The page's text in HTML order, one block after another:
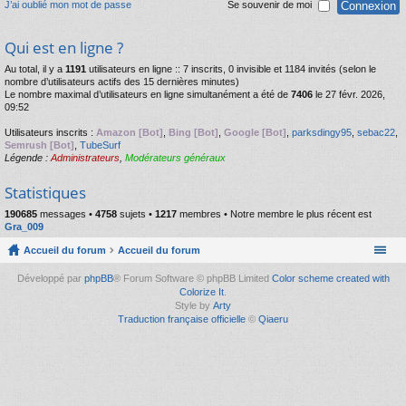
J’ai oublié mon mot de passe Se souvenir de moi
Qui est en ligne ?
Au total, il y a 1191 utilisateurs en ligne :: 7 inscrits, 0 invisible et 1184 invités (selon le
nombre d’utilisateurs actifs des 15 dernières minutes)
Le nombre maximal d’utilisateurs en ligne simultanément a été de 7406 le 27 févr. 2026,
09:52
Utilisateurs inscrits : Amazon [Bot] Bing [Bot] Google [Bot] parksdingy95 sebac22
Semrush [Bot] TubeSurf
Légende : Administrateurs Modérateurs généraux
Statistiques
190685 messages • 4758 sujets • 1217 membres • Notre membre le plus récent est
Gra_009
Accueil du forum Accueil du forum
Développé par phpBB® Forum Software © phpBB Limited Color scheme created with
Colorize It.
Style by Arty
Traduction française officielle © Qiaeru